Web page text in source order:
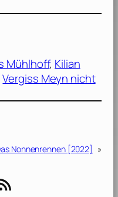
Mühlhoff, Kilian
Vergiss Meyn nicht
Nonnenrennen [2022] »
RSS-Feed